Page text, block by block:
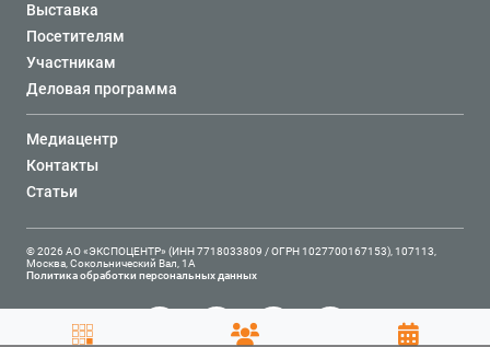
Выставка
Посетителям
Участникам
Деловая программа
Медиацентр
Контакты
Статьи
© 2026 АО «ЭКСПОЦЕНТР» (ИНН 7718033809 / ОГРН 1027700167153), 107113,
Москва, Сокольнический Вал, 1А
Политика обработки персональных данных